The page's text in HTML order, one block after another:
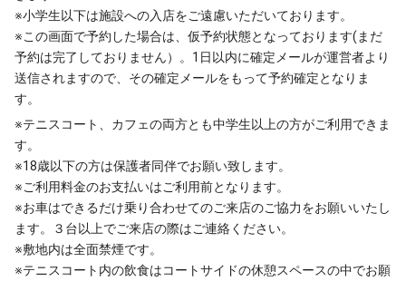
※小学生以下は施設への入店をご遠慮いただいております。
※この画面で予約した場合は、仮予約状態となっております(まだ
予約は完了しておりません）。1日以内に確定メールが運営者より
送信されますので、その確定メールをもって予約確定となりま
す。
※テニスコート、カフェの両方とも中学生以上の方がご利用できま
す。
※18歳以下の方は保護者同伴でお願い致します。
※ご利用料金のお支払いはご利用前となります。
※お車はできるだけ乗り合わせてのご来店のご協力をお願いいたし
ます。３台以上でご来店の際はご連絡ください。
※敷地内は全面禁煙です。
※テニスコート内の飲食はコートサイドの休憩スペースの中でお願